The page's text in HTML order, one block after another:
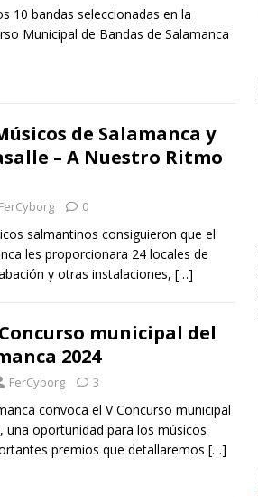
10 bandas seleccionadas en la
Municipal de Bandas de Salamanca
de Salamanca y
– A Nuestro Ritmo
FerCyborg 0
salmantinos consiguieron que el
les proporcionara 24 locales de
y otras instalaciones, […]
municipal del
2024
FerCyborg 3
convoca el V Concurso municipal
una oportunidad para los músicos
premios que detallaremos […]